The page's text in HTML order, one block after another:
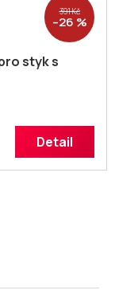
391 Kč
–26 %
styk s
Detail